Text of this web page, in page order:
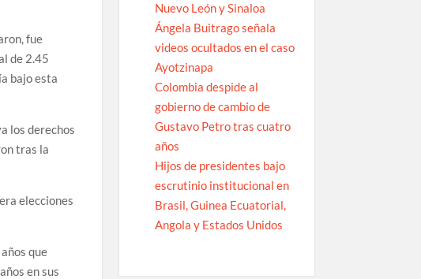
fue
de 2.45
bajo esta
los derechos
tras la
elecciones
que
en sus
Nuevo León y Sinaloa
Ángela Buitrago señala
videos ocultados en el caso
Ayotzinapa
Colombia despide al
gobierno de cambio de
Gustavo Petro tras cuatro
años
Hijos de presidentes bajo
escrutinio institucional en
Brasil, Guinea Ecuatorial,
Angola y Estados Unidos